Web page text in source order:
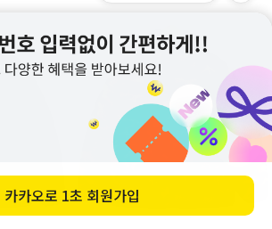
카카오로 1초 회원가입